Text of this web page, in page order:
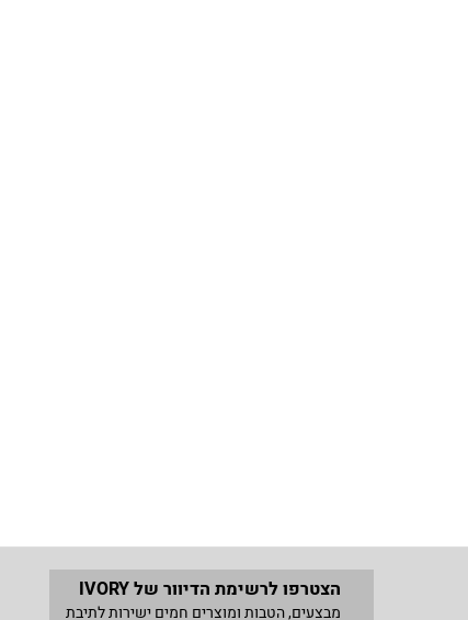
הצטרפו לרשימת הדיוור של IVORY
מבצעים, הטבות ומוצרים חמים ישירות לתיבת